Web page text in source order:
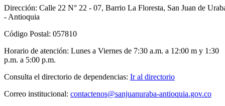
Dirección: Calle 22 N° 22 - 07, Barrio La Floresta, San Juan de
- Antioquia
Código Postal: 057810
Horario de atención: Lunes a Viernes de 7:30 a.m. a 12:00 m y 1:30
p.m. a 5:00 p.m.
Consulta el directorio de dependencias: Ir al directorio
Correo institucional: contactenos@sanjuanuraba-antioquia.gov.co